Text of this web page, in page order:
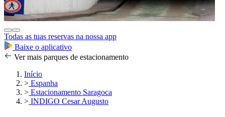
Todas as tuas reservas na nossa app
Baixe o aplicativo
Ver mais parques de estacionamento
Início
> Espanha
> Estacionamento Saragoca
> INDIGO Cesar Augusto